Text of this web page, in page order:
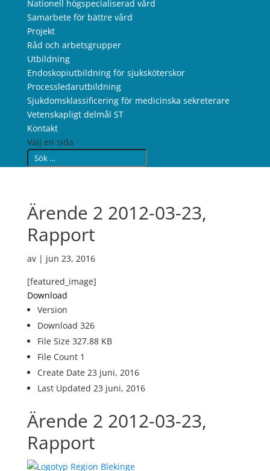
Nationell högspecialiserad vård
Samarbete för bättre vård
Projekt
Råd och arbetsgrupper
Utbildning
Endoskopiutbildning för sjuksköterskor
Processledarutbildning
Sjukdomsklassificering för medicinska sekreterare
Vetenskapligt delmål ST
Kontakt
Välj en sida
Ärende 2 2012-03-23,
Rapport
av | jun 23, 2016
[featured_image]
Download
Version
Download 326
File Size 327.88 KB
File Count 1
Create Date 23 juni, 2016
Last Updated 23 juni, 2016
Ärende 2 2012-03-23,
Rapport